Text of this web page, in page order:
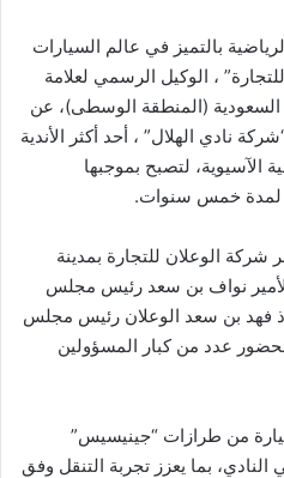
بالتميز في عالم السيارات
، الوكيل الرسمي لعلامة
السعودية (المنطقة الوسطى)، عن
نادي الهلال” ، أحد أكثر الأندية
الآسيوية، لتصبح بموجبها
لمدة خمس سنوات.
شركة الوعلان للتجارة بمدينة
نواف بن سعد رئيس مجلس
فهد بن سعد الوعلان رئيس مجلس
بحضور عدد من كبار المسؤولين
الاتفاقية على توفير 35 سيارة من طرازات “جينيسيس”
النادي، بما يعزز تجربة التنقل وفق